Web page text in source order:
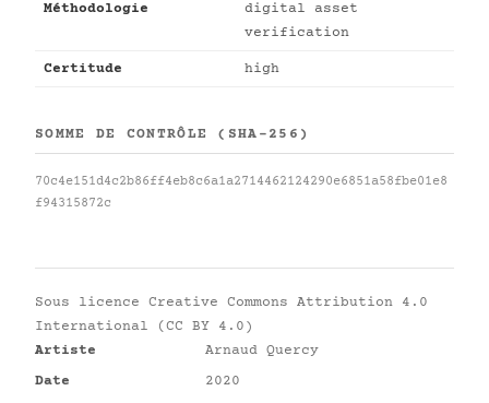
Méthodologie
digital asset
verification
Certitude high
SOMME DE CONTRÔLE (SHA-256)
70c4e151d4c2b86ff4eb8c6a1a2714462124290e6851a58fbe01e8
f94315872c
Sous licence Creative Commons Attribution 4.0
International (CC BY 4.0)
Artiste
Arnaud Quercy
Date
2020